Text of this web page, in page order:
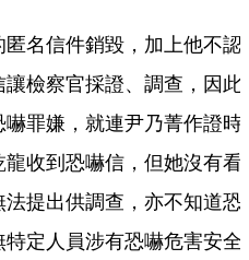
名信件銷毀，加上他不認
檢察官採證、調查，因此
罪嫌，就連尹乃菁作證時
收到恐嚇信，但她沒有看
提出供調查，亦不知道恐
定人員涉有恐嚇危害安全